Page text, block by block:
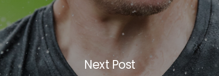
Next Post